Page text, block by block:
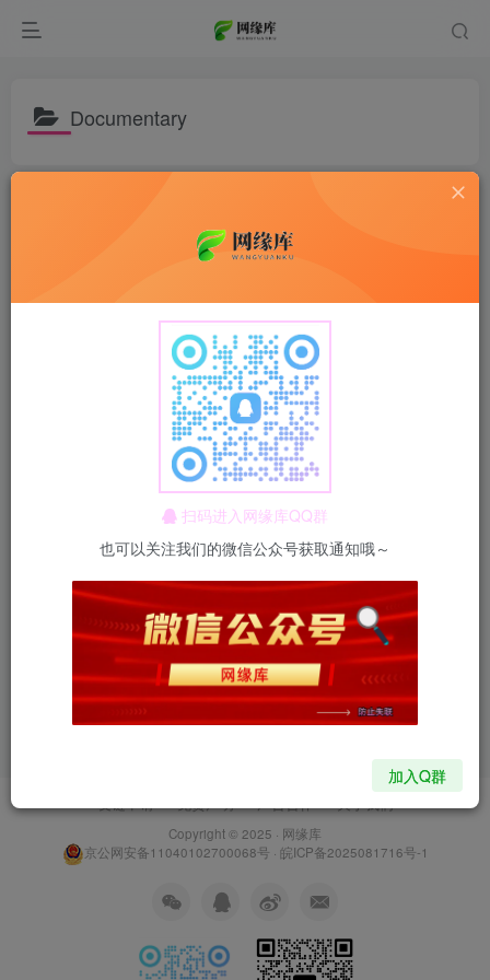
Documentary
暂无内容
友链申请 免责声明 广告合作 关于我们
Copyright © 2025 · 网缘库
京公网安备11040102700068号 · 皖ICP备2025081716号-1
扫码进入网缘库QQ群
也可以关注我们的微信公众号获取通知哦～
加入Q群